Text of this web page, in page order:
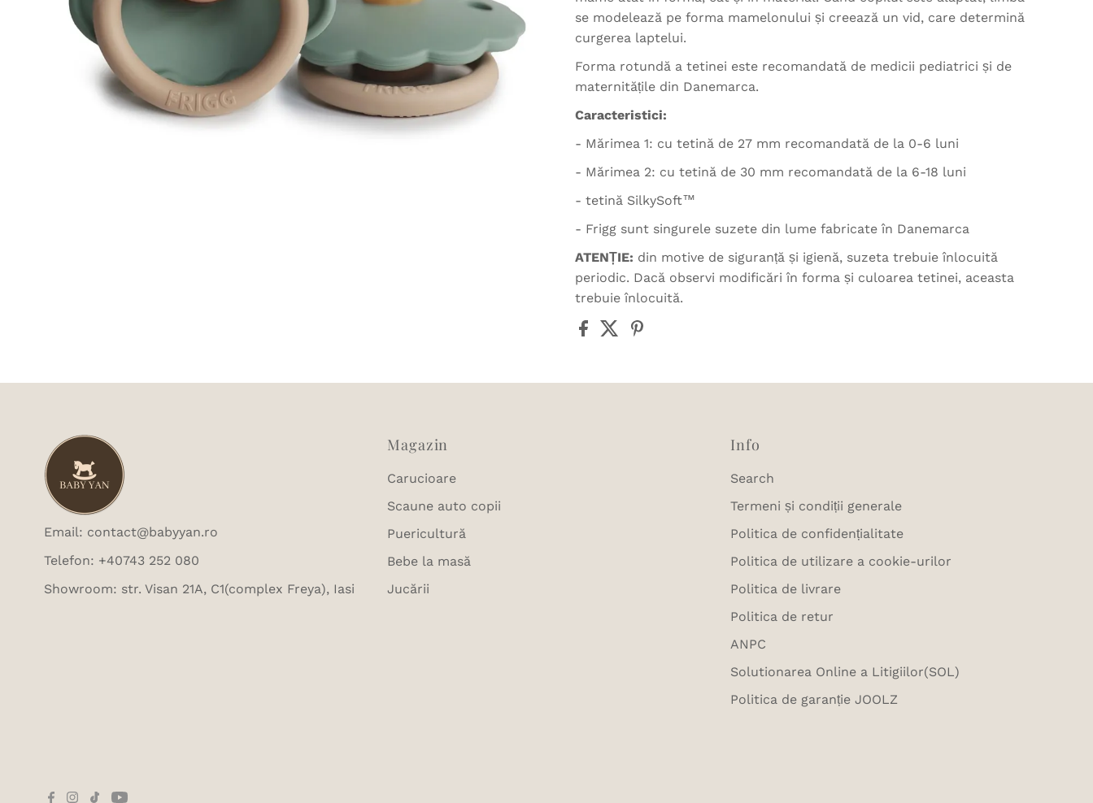
se modelează pe forma mamelonului și creează un vid, care determină
curgerea laptelui.
Forma rotundă a tetinei este recomandată de medicii pediatrici și de
maternitățile din Danemarca.
Caracteristici:
- Mărimea 1: cu tetină de 27 mm recomandată de la 0-6 luni
- Mărimea 2: cu tetină de 30 mm recomandată de la 6-18 luni
- tetină SilkySoft™
- Frigg sunt singurele suzete din lume fabricate în Danemarca
ATENȚIE: din motive de siguranță și igienă, suzeta trebuie înlocuită
periodic. Dacă observi modificări în forma și culoarea tetinei, aceasta
trebuie înlocuită.
Email: contact@babyyan.ro
Telefon: +40743 252 080
Showroom: str. Visan 21A, C1(complex Freya), Iasi
Magazin
Carucioare
Scaune auto copii
Puericultură
Bebe la masă
Jucării
Info
Search
Termeni și condiții generale
Politica de confidențialitate
Politica de utilizare a cookie-urilor
Politica de livrare
Politica de retur
ANPC
Solutionarea Online a Litigiilor(SOL)
Politica de garanție JOOLZ